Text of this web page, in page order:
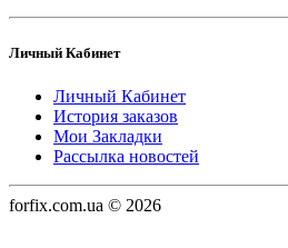
Личный Кабинет
Личный Кабинет
История заказов
Мои Закладки
Рассылка новостей
forfix.com.ua © 2026